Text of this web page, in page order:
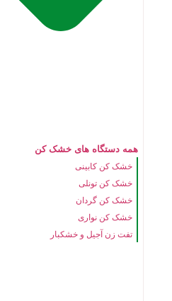
همه دستگاه های خشک کن
خشک کن کابینی
خشک کن تونلی
خشک کن گردان
خشک کن نواری
تفت زن آجیل و خشکبار